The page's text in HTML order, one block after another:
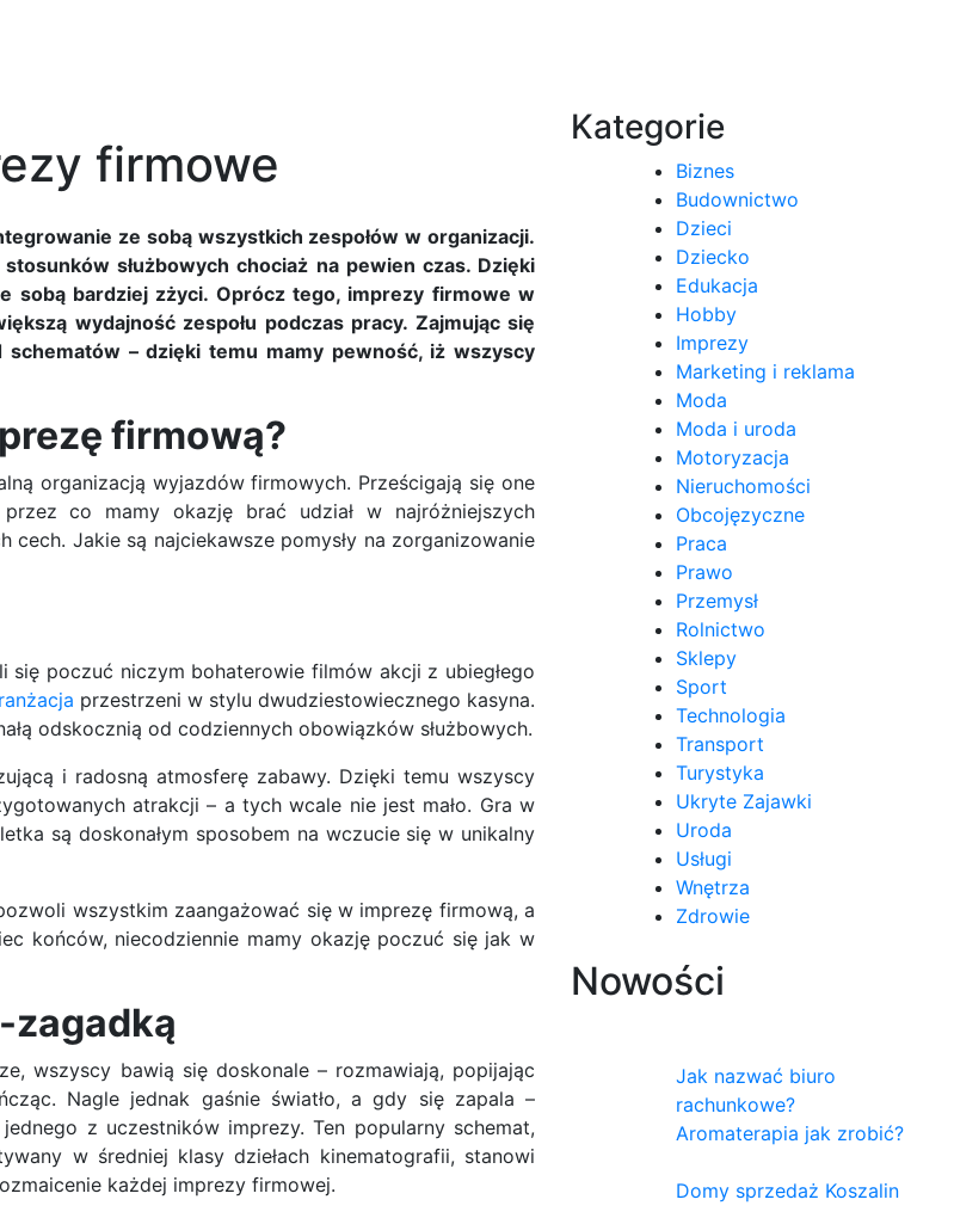
firmowe
ze sobą wszystkich zespołów w organizacji.
służbowych chociaż na pewien czas. Dzięki
sobą bardziej zżyci. Oprócz tego, imprezy firmowe w
wydajność zespołu podczas pracy. Zajmując się
– dzięki temu mamy pewność, iż wszyscy
firmową?
organizacją wyjazdów firmowych. Prześcigają się one
co mamy okazję brać udział w najróżniejszych
Jakie są najciekawsze pomysły na zorganizowanie
poczuć niczym bohaterowie filmów akcji z ubiegłego
przestrzeni w stylu dwudziestowiecznego kasyna.
odskocznią od codziennych obowiązków służbowych.
i radosną atmosferę zabawy. Dzięki temu wszyscy
atrakcji – a tych wcale nie jest mało. Gra w
są doskonałym sposobem na wczucie się w unikalny
wszystkim zaangażować się w imprezę firmową, a
końców, niecodziennie mamy okazję poczuć się jak w
zagadką
wszyscy bawią się doskonale – rozmawiają, popijając
Nagle jednak gaśnie światło, a gdy się zapala –
z uczestników imprezy. Ten popularny schemat,
w średniej klasy dziełach kinematografii, stanowi
każdej imprezy firmowej.
Kategorie
Biznes
Budownictwo
Dzieci
Dziecko
Edukacja
Hobby
Imprezy
Marketing i reklama
Moda
Moda i uroda
Motoryzacja
Nieruchomości
Obcojęzyczne
Praca
Prawo
Przemysł
Rolnictwo
Sklepy
Sport
Technologia
Transport
Turystyka
Ukryte Zajawki
Uroda
Usługi
Wnętrza
Zdrowie
Nowości
Jak nazwać biuro
rachunkowe?
Aromaterapia jak zrobić?
Domy sprzedaż Koszalin